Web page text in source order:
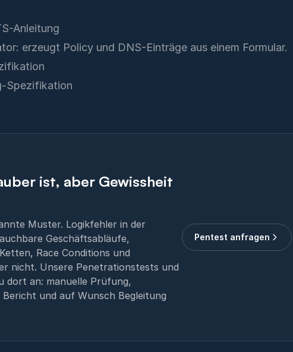
Anleitung
: erzeugt Policy und DNS-Einträge aus einem Formular.
Spezifikation
ist, aber Gewissheit
Muster. Logikfehler in der
Geschäftsabläufe,
Race Conditions und
nicht. Unsere Penetrationstests und
dort an: manuelle Prüfung,
und auf Wunsch Begleitung
Pentest anfragen